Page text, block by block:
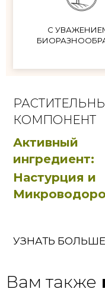
С
КОМПОНЕНТ
Активный
ингредиент:
Настурция и
УЗНАТЬ БОЛЬШЕ
Вам также